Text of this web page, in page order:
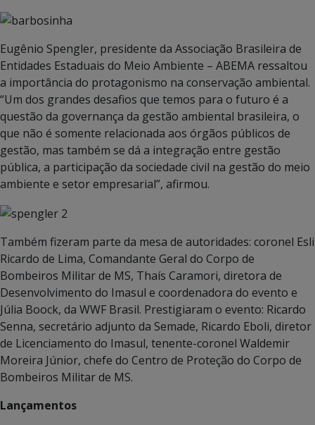
Eugênio Spengler, presidente da Associação Brasileira de
Entidades Estaduais do Meio Ambiente – ABEMA ressaltou
a importância do protagonismo na conservação ambiental.
“Um dos grandes desafios que temos para o futuro é a
questão da governança da gestão ambiental brasileira, o
que não é somente relacionada aos órgãos públicos de
gestão, mas também se dá a integração entre gestão
pública, a participação da sociedade civil na gestão do meio
ambiente e setor empresarial”, afirmou.
Também fizeram parte da mesa de autoridades: coronel Esli
Ricardo de Lima, Comandante Geral do Corpo de
Bombeiros Militar de MS, Thaís Caramori, diretora de
Desenvolvimento do Imasul e coordenadora do evento e
Júlia Boock, da WWF Brasil. Prestigiaram o evento: Ricardo
Senna, secretário adjunto da Semade, Ricardo Eboli, diretor
de Licenciamento do Imasul, tenente-coronel Waldemir
Moreira Júnior, chefe do Centro de Proteção do Corpo de
Bombeiros Militar de MS.
Lançamentos